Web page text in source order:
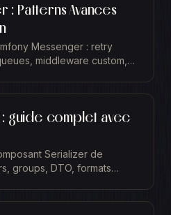
: Patterns Avances
Messenger : retry
middleware custom,
: guide complet avec
Serializer de
groups, DTO, formats